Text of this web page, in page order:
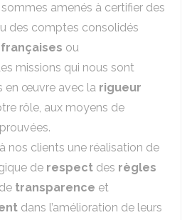
amenés à certifier des
des comptes consolidés
ou
missions qui nous sont
en œuvre avec la rigueur
rôle, aux moyens de
nos clients une réalisation de
de respect des règles
transparence et
dans l’amélioration de leurs